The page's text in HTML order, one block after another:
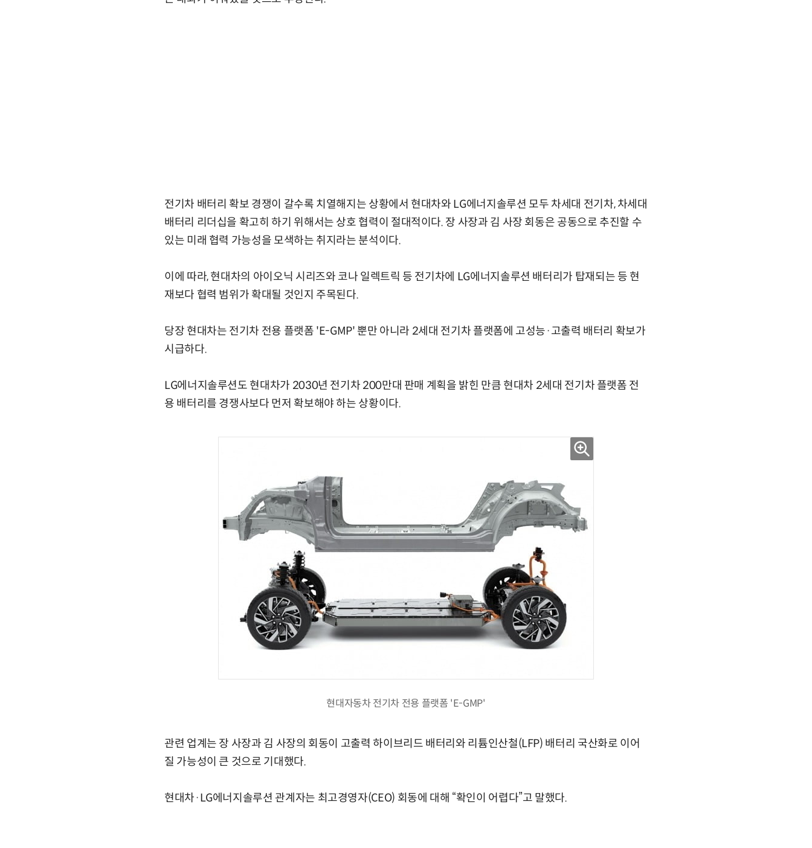
전기차 배터리 확보 경쟁이 갈수록 치열해지는 상황에서 현대차와 LG에너지솔루션 모두 차세대 전기차, 차세대
배터리 리더십을 확고히 하기 위해서는 상호 협력이 절대적이다. 장 사장과 김 사장 회동은 공동으로 추진할 수
있는 미래 협력 가능성을 모색하는 취지라는 분석이다.
이에 따라, 현대차의 아이오닉 시리즈와 코나 일렉트릭 등 전기차에 LG에너지솔루션 배터리가 탑재되는 등 현
재보다 협력 범위가 확대될 것인지 주목된다.
당장 현대차는 전기차 전용 플랫폼 'E-GMP' 뿐만 아니라 2세대 전기차 플랫폼에 고성능·고출력 배터리 확보가
시급하다.
LG에너지솔루션도 현대차가 2030년 전기차 200만대 판매 계획을 밝힌 만큼 현대차 2세대 전기차 플랫폼 전
용 배터리를 경쟁사보다 먼저 확보해야 하는 상황이다.
현대자동차 전기차 전용 플랫폼 'E-GMP'
관련 업계는 장 사장과 김 사장의 회동이 고출력 하이브리드 배터리와 리튬인산철(LFP) 배터리 국산화로 이어
질 가능성이 큰 것으로 기대했다.
현대차·LG에너지솔루션 관계자는 최고경영자(CEO) 회동에 대해 “확인이 어렵다”고 말했다.